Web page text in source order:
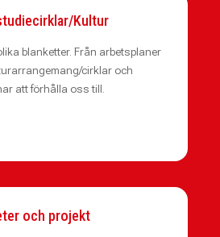
Kultur
blanketter. Från arbetsplaner
cirklar och
att förhålla oss till.
och projekt